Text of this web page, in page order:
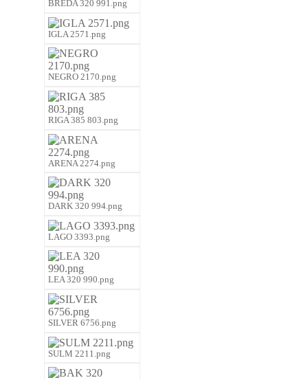
BREDA 320 991.png
IGLA 2571.png
NEGRO 2170.png
RIGA 385 803.png
ARENA 2274.png
DARK 320 994.png
LAGO 3393.png
LEA 320 990.png
SILVER 6756.png
SULM 2211.png